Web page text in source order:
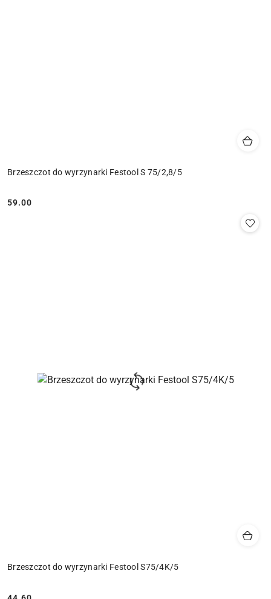
Brzeszczot do wyrzynarki Festool S 75/2,8/5
Cena:
59.00
Brzeszczot do wyrzynarki Festool S75/4K/5